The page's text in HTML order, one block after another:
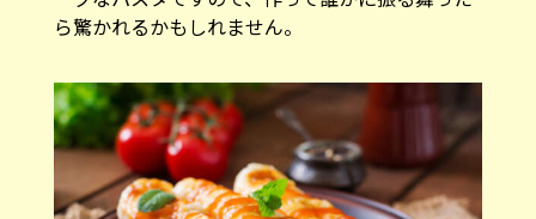
ら驚かれるかもしれません。